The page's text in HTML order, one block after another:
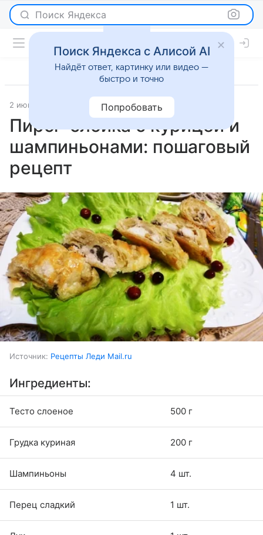
Поиск Яндекса
2 июня 2026
Пирог-слойка с курицей и
шампиньонами: пошаговый
рецепт
Источник: Рецепты Леди Mail.ru
Ингредиенты:
Тесто слоеное 500 г
Грудка куриная 200 г
Шампиньоны 4 шт.
Перец сладкий 1 шт.
Поиск Яндекса с Алисой AI
Найдёт ответ, картинку или видео —
быстро и точно
Попробовать